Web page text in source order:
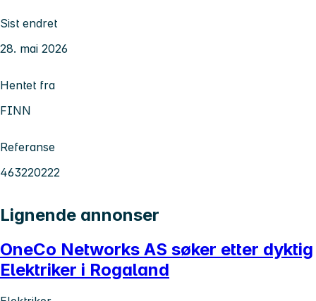
Sist endret
28. mai 2026
Hentet fra
FINN
Referanse
463220222
Lignende annonser
OneCo Networks AS søker etter dyktig
Elektriker i Rogaland